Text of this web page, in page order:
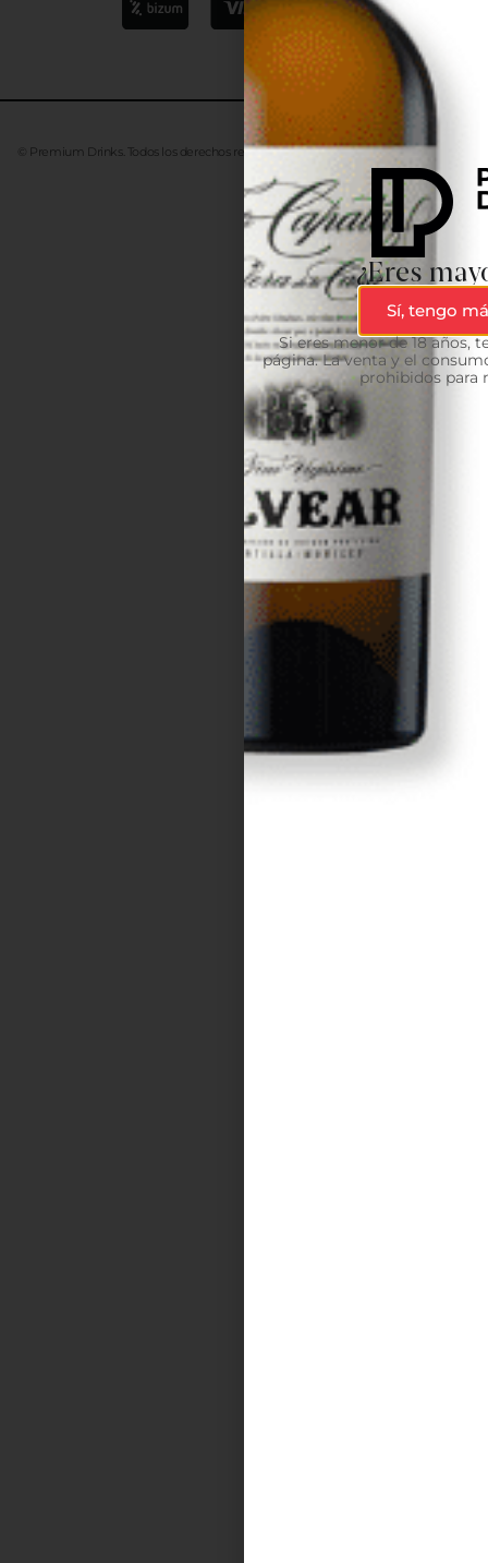
© Premium Drinks. Todos los derechos reservados. DesarrolladoAdvanze
¿Eres
Sí, tengo
Si eres menor de 18 años,
página. La venta y el
prohibidos para